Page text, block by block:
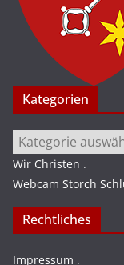
Kategorien
Kategorien
Wir Christen .
Webcam Storch
Rechtliches
Impressum .